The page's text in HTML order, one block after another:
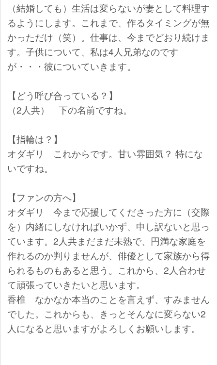
（結婚しても）生活は変らないが妻として料理す
るようにします。これまで、作るタイミングが無
かっただけ（笑）。仕事は、今までどおり続けま
す。子供について、私は4人兄弟なのです
が・・・彼についていきます。
【どう呼び合っている？】
（2人共）
下の名前ですね。
【指輪は？】
オダギリ
これからです。甘い雰囲気？ 特にな
いですね。
【ファンの方へ】
オダギリ
今まで応援してくださった方に（交際
を）内緒にしなければいかず、申し訳ないと思っ
ています。2人共まだまだ未熟で、円満な家庭を
作れるのか判りませんが、俳優として家族から得
られるものもあると思う。これから、2人合わせ
て頑張っていきたいと思います。
香椎 なかなか本当のことを言えず、すみません
でした。これからも、きっとそんなに変らない2
人になると思いますがよろしくお願いします。